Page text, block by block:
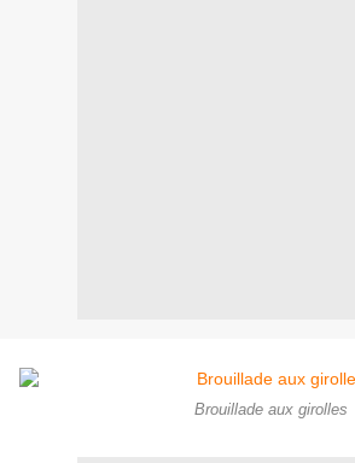
Brouillade aux girolles